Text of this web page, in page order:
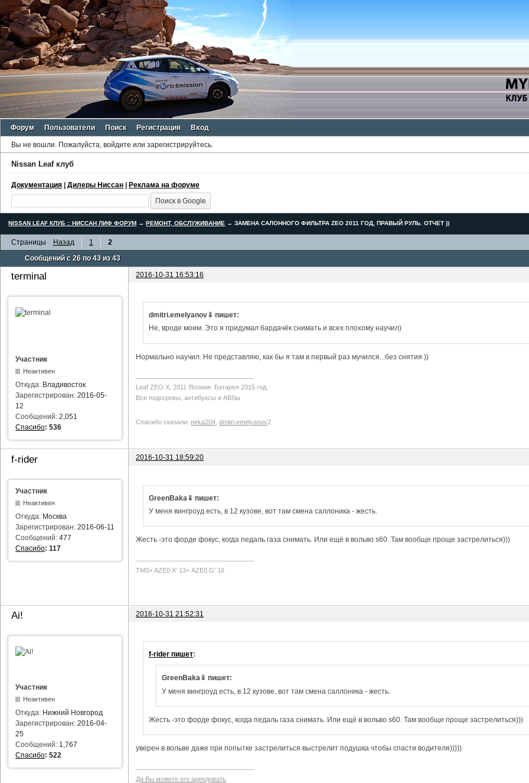
Форум Пользователи Поиск Регистрация Вход
Вы не вошли. Пожалуйста, войдите или зарегистрируйтесь.
Nissan Leaf клуб
Документация | Дилеры Ниссан | Реклама на форуме
NISSAN LEAF КЛУБ :: НИССАН ЛИФ ФОРУМ → РЕМОНТ, ОБСЛУЖИВАНИЕ →ЗАМЕНА САЛОННОГО ФИЛЬТРА ZEO 2011 ГОД, ПРАВЫЙ РУЛЬ. ОТЧЕТ ))
Страницы Назад 1
2
Сообщений с 26 по 43 из 43
terminal 2016-10-31 16:53:16
Участник
Неактивен
Откуда: Владивосток
Зарегистрирован: 2016-05-
12
Сообщений: 2,051
Спасибо: 536
dmitri.emelyanov⇓ пишет:
Не, вроде моим. Это я придумал бардачёк снимать и всех плохому научил)
Нормально научил. Не представляю, как бы я там в первый раз мучился...без снятия ))
Leaf ZEO Х, 2011 Япония. Батарея 2015 год.
Все подогревы, антибуксы и ABSы
Спасибо сказали: neka204 dmitri.emelyanov2
f-rider 2016-10-31 18:59:20
Участник
Неактивен
Откуда: Москва
Зарегистрирован: 2016-06-11
Сообщений: 477
Спасибо: 117
GreenBaka⇓ пишет:
У меня вингроуд есть, в 12 кузове, вот там смена саллоника - жесть.
Жесть -это форде фокус, когда педаль газа снимать. Или ещё в вольво s60. Там вообще проще застрелиться)))
TMS+ AZE0 Х' 13+ AZE0 G' 16
Ai! 2016-10-31 21:52:31
Участник
Неактивен
Откуда: Нижний Новгород
Зарегистрирован: 2016-04-
25
Сообщений: 1,767
Спасибо: 522
f-rider пишет:
GreenBaka⇓ пишет:
У меня вингроуд есть, в 12 кузове, вот там смена саллоника - жесть.
Жесть -это форде фокус, когда педаль газа снимать. Или ещё в вольво s60. Там вообще проще застрелиться)))
уверен в вольве даже при попытке застрелиться выстрелит подушка чтобы спасти водителя)))))
Да Вы можете его арендовать